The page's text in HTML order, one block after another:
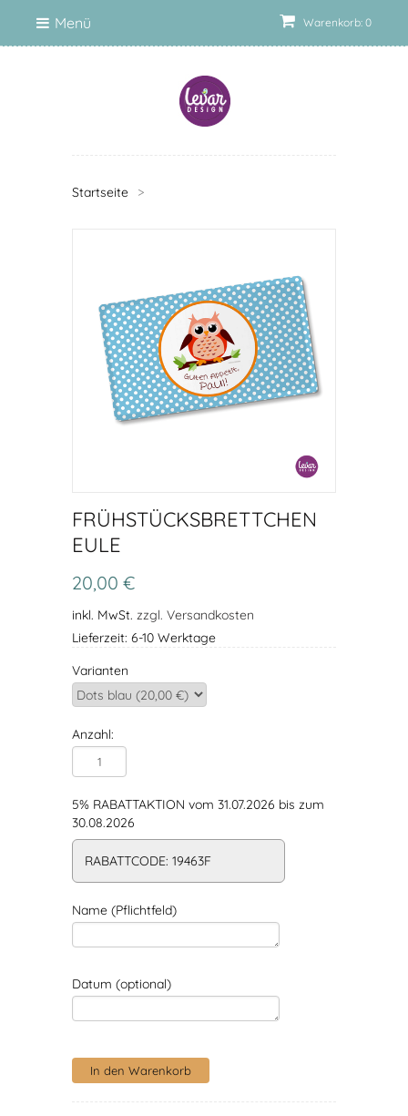
Warenkorb: 0
Menü
Startseite >
FRÜHSTÜCKSBRETTCHEN
EULE
20,00 €
inkl. MwSt. zzgl. Versandkosten
Lieferzeit: 6-10 Werktage
Varianten
Anzahl:
5% RABATTAKTION vom 31.07.2026 bis zum
30.08.2026
RABATTCODE: 19463F
Name (Pflichtfeld)
Datum (optional)